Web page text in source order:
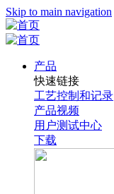
Skip to main navigation
产品
快速链接
工艺控制和记录
产品视频
用户测试中心
下载